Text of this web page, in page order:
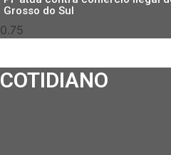
Grosso do Sul
COTIDIANO